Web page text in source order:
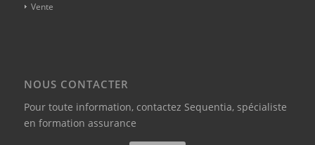
Vente
NOUS CONTACTER
Pour toute information, contactez Sequentia, spécialiste
en formation assurance